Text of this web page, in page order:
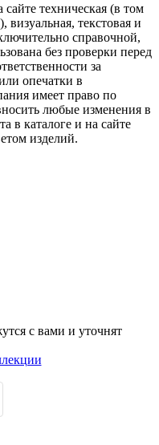
техническая (в том
текстовая и
справочной,
без проверки перед
за
опечатки в
имеет право по
любые изменения в
каталоге и на сайте
изделий.
с вами и уточнят